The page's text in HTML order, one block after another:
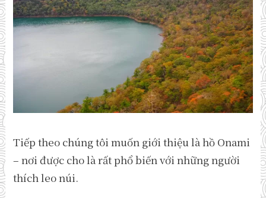
Tiếp theo chúng tôi muốn giới thiệu là hồ Onami
– nơi được cho là rất phổ biến với những người
thích leo núi.